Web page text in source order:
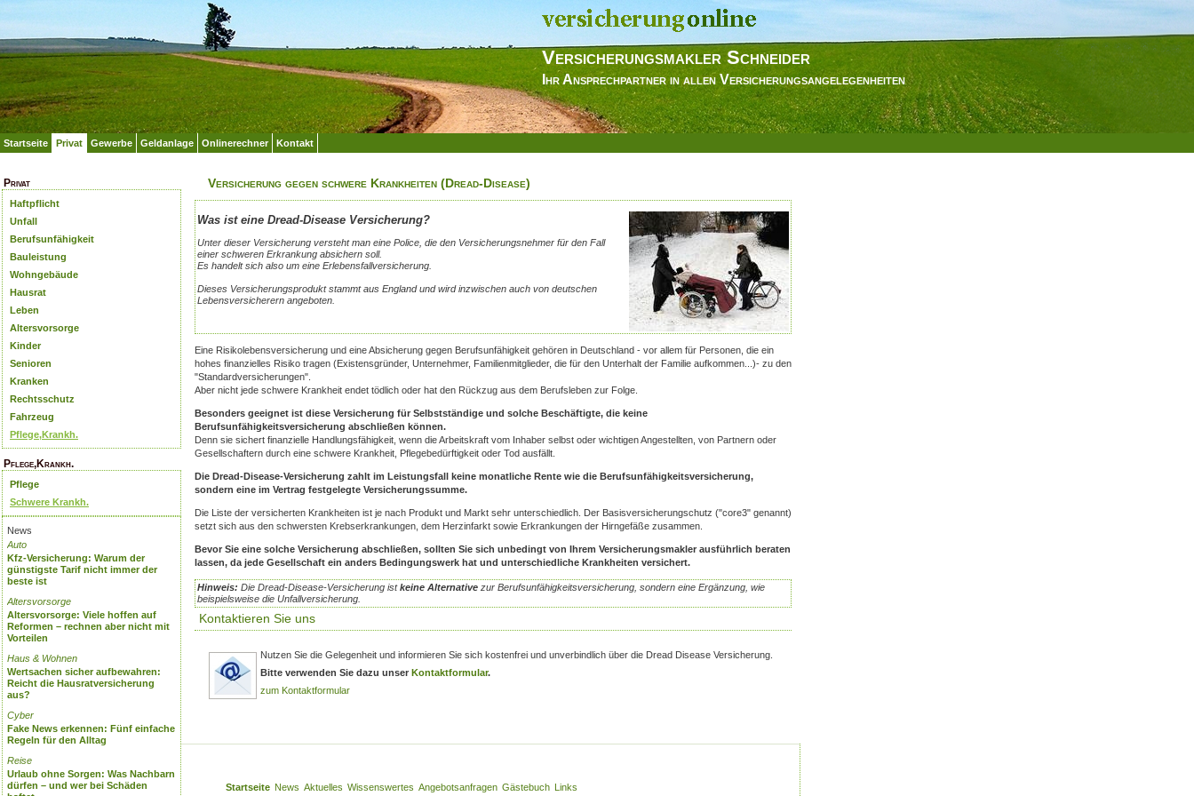
Versicherungsmakler Schneider
Ihr Ansprechpartner in allen Versicherungsangelegenheiten
Startseite Privat Gewerbe Geldanlage Onlinerechner Kontakt
Privat
Haftpflicht
Unfall
Berufsunfähigkeit
Bauleistung
Wohngebäude
Hausrat
Leben
Altersvorsorge
Kinder
Senioren
Kranken
Rechtsschutz
Fahrzeug
Pflege,Krankh.
Pflege,Krankh.
Pflege
Schwere Krankh.
News
Auto
Kfz-Versicherung: Warum der
günstigste Tarif nicht immer der
beste ist
Altersvorsorge
Altersvorsorge: Viele hoffen auf
Reformen – rechnen aber nicht mit
Vorteilen
Haus & Wohnen
Wertsachen sicher aufbewahren:
Reicht die Hausratversicherung
aus?
Cyber
Fake News erkennen: Fünf einfache
Regeln für den Alltag
Reise
Urlaub ohne Sorgen: Was Nachbarn
dürfen – und wer bei Schäden
Versicherung gegen schwere Krankheiten (Dread-Disease)
Was ist eine Dread-Disease Versicherung?
Unter dieser Versicherung versteht man eine Police, die den Versicherungsnehmer für den Fall
einer schweren Erkrankung absichern soll.
Es handelt sich also um eine Erlebensfallversicherung.
Dieses Versicherungsprodukt stammt aus England und wird inzwischen auch von deutschen
Lebensversicherern angeboten.
Eine Risikolebensversicherung und eine Absicherung gegen Berufsunfähigkeit gehören in Deutschland - vor allem für Personen, die ein
hohes finanzielles Risiko tragen (Existensgründer, Unternehmer, Familienmitglieder, die für den Unterhalt der Familie aufkommen...)- zu den
"Standardversicherungen".
Aber nicht jede schwere Krankheit endet tödlich oder hat den Rückzug aus dem Berufsleben zur Folge.
Besonders geeignet ist diese Versicherung für Selbstständige und solche Beschäftigte, die keine
Berufsunfähigkeitsversicherung abschließen können.
Denn sie sichert finanzielle Handlungsfähigkeit, wenn die Arbeitskraft vom Inhaber selbst oder wichtigen Angestellten, von Partnern oder
Gesellschaftern durch eine schwere Krankheit, Pflegebedürftigkeit oder Tod ausfällt.
Die Dread-Disease-Versicherung zahlt im Leistungsfall keine monatliche Rente wie die Berufsunfähigkeitsversicherung,
sondern eine im Vertrag festgelegte Versicherungssumme.
Die Liste der versicherten Krankheiten ist je nach Produkt und Markt sehr unterschiedlich. Der Basisversicherungschutz ("core3" genannt)
setzt sich aus den schwersten Krebserkrankungen, dem Herzinfarkt sowie Erkrankungen der Hirngefäße zusammen.
Bevor Sie eine solche Versicherung abschließen, sollten Sie sich unbedingt von Ihrem Versicherungsmakler ausführlich beraten
lassen, da jede Gesellschaft ein anders Bedingungswerk hat und unterschiedliche Krankheiten versichert.
Hinweis: Die Dread-Disease-Versicherung istkeine Alternative zur Berufsunfähigkeitsversicherung, sondern eine Ergänzung, wie
beispielsweise die Unfallversicherung.
Kontaktieren Sie uns
Nutzen Sie die Gelegenheit und informieren Sie sich kostenfrei und unverbindlich über die Dread Disease Versicherung.
Bitte verwenden Sie dazu unser Kontaktformular.
zum Kontaktformular
Startseite News Aktuelles Wissenswertes Angebotsanfragen Gästebuch Links